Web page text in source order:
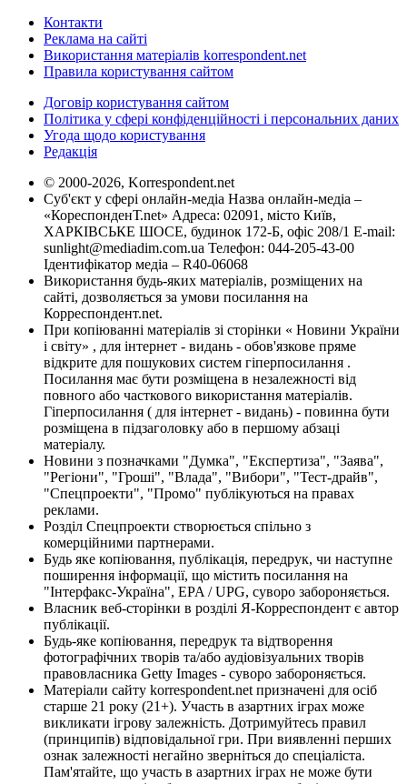
Контакти
Реклама на сайті
Використання матеріалів korrespondent.net
Правила користування сайтом
Договір користування сайтом
Політика у сфері конфіденційності і персональних даних
Угода щодо користування
Редакція
© 2000-2026, Korrespondent.net
Суб'єкт у сфері онлайн-медіа Назва онлайн-медіа –
«КореспонденТ.net» Адреса: 02091, місто Київ,
ХАРКІВСЬКЕ ШОСЕ, будинок 172-Б, офіс 208/1 E-mail:
sunlight@mediadim.com.ua Телефон: 044-205-43-00
Ідентифікатор медіа – R40-06068
Використання будь-яких матеріалів, розміщених на
сайті, дозволяється за умови посилання на
Корреспондент.net.
При копіюванні матеріалів зі сторінки « Новини України
і світу» , для інтернет - видань - обов'язкове пряме
відкрите для пошукових систем гіперпосилання .
Посилання має бути розміщена в незалежності від
повного або часткового використання матеріалів.
Гіперпосилання ( для інтернет - видань) - повинна бути
розміщена в підзаголовку або в першому абзаці
матеріалу.
Новини з позначками "Думка", "Експертиза", "Заява",
"Регіони", "Гроші", "Влада", "Вибори", "Тест-драйв",
"Спецпроекти", "Промо" публікуються на правах
реклами.
Розділ Спецпроекти створюється спільно з
комерційними партнерами.
Будь яке копіювання, публікація, передрук, чи наступне
поширення інформації, що містить посилання на
"Інтерфакс-Україна", EPA / UPG, суворо забороняється.
Власник веб-сторінки в розділі Я-Корреспондент є автор
публікації.
Будь-яке копіювання, передрук та відтворення
фотографічних творів та/або аудіовізуальних творів
правовласника Getty Images - суворо забороняється.
Матеріали сайту korrespondent.net призначені для осіб
старше 21 року (21+). Участь в азартних іграх може
викликати ігрову залежність. Дотримуйтесь правил
(принципів) відповідальної гри. При виявленні перших
ознак залежності негайно зверніться до спеціаліста.
Пам'ятайте, що участь в азартних іграх не може бути